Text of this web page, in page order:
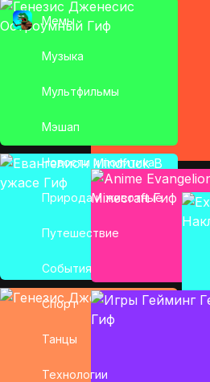
Мемы
Музыка
Мультфильмы
Мэшап
Новости и политика
Природа и животные
Путешествие
События
Спорт
Танцы
Технологии